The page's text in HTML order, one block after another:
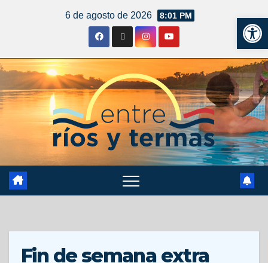
6 de agosto de 2026 8:01 PM
Fin de semana extra